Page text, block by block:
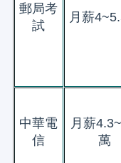
郵局考
試
月薪
中華電
信
月薪
萬